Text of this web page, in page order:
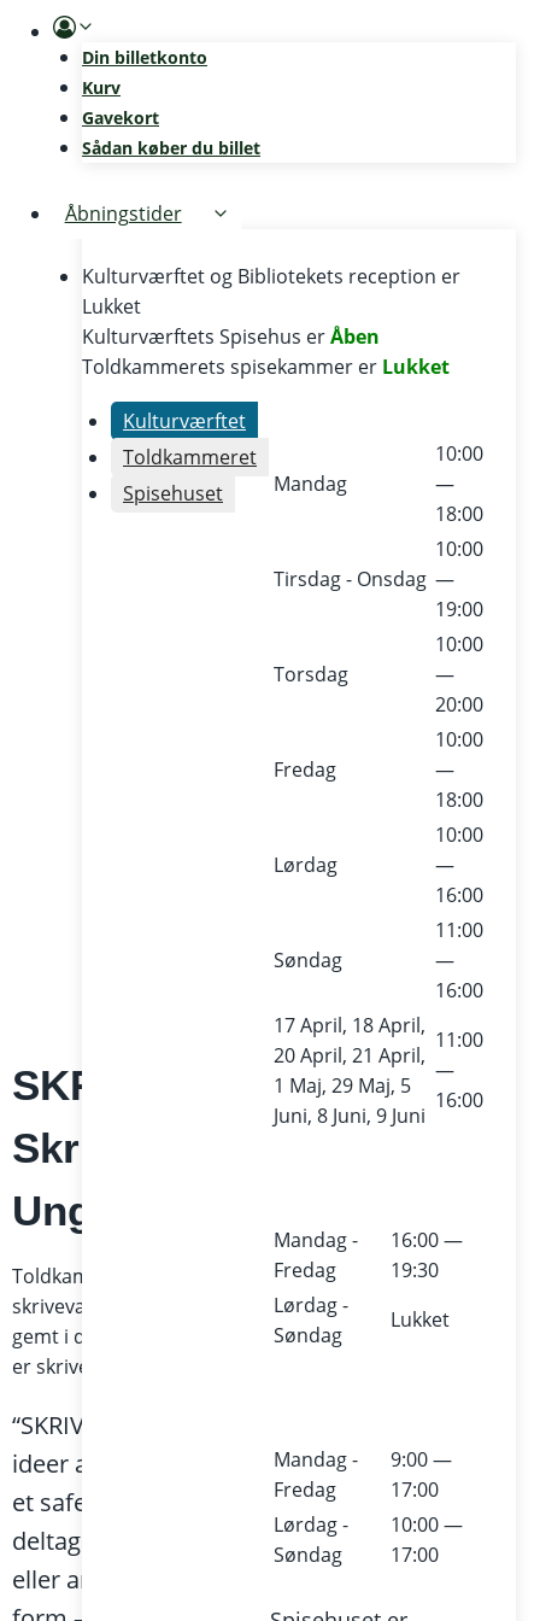
Din billetkonto
Kurv
Gavekort
Sådan køber du billet
Åbningstider
Kulturværftet og Bibliotekets reception er
Lukket
Kulturværftets Spisehus erÅben
Toldkammerets spisekammer er Lukket
Kulturværftet
Toldkammeret
Spisehuset
Mandag
10:00
—
18:00
Tirsdag - Onsdag
10:00
—
19:00
Torsdag
10:00
—
20:00
Fredag
10:00
—
18:00
Lørdag
10:00
—
16:00
Søndag
11:00
—
16:00
17 April, 18 April,
20 April, 21 April,
1 Maj, 29 Maj, 5
Juni, 8 Juni, 9 Juni
11:00
—
16:00
Mandag -
Fredag
16:00 —
19:30
Lørdag -
Søndag
Lukket
Mandag -
Fredag
9:00 —
17:00
Lørdag -
Søndag
10:00 —
17:00
SKRIV –
Skriveværksted for
Unge
Toldkammerets dagligstue præsenterer et nyt
skriveværksted for unge. Har du en forfatter
gemt i dig, eller vil du bare prøve noget nyt – så
er skriveværkstedet noget for dig!
“SKRIV” giver mulighed for at prøve
ideer af, blive inspireret og få feedback i
et safe space med andre unge. Som
deltager vil man oftest få et tema, ord
eller andet som man kan udforske i fri